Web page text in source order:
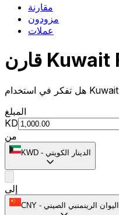
مقارنة
مزودون
عملات
المبلغ
KD
من
KWD - الدينار الكويتي
إلى
CNY - اليوان الرينمنبي الصيني